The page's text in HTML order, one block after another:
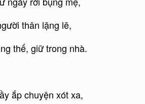
thân lặng lẽ,
thế, giữ trong nhà.
ắp chuyện xót xa,